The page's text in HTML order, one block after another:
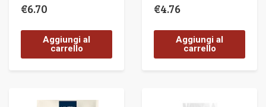
€6.70
Aggiungi al
carrello
€4.76
Aggiungi al
carrello